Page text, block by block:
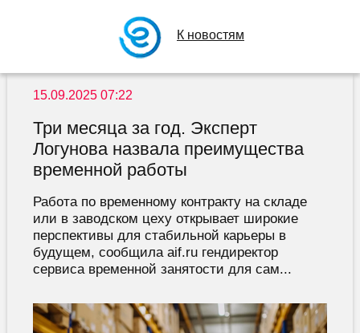
К новостям
15.09.2025 07:22
Три месяца за год. Эксперт
Логунова назвала преимущества
временной работы
Работа по временному контракту на складе
или в заводском цеху открывает широкие
перспективы для стабильной карьеры в
будущем, сообщила aif.ru гендиректор
сервиса временной занятости для сам...